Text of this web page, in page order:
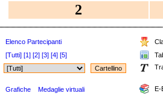
2
Elenco Partecipanti
[Tutti] [1] [2] [3] [4] [5]
Grafiche Medaglie virtuali E-